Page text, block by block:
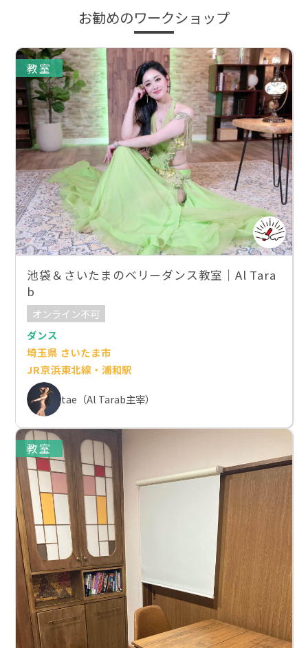
お勧めのワークショップ
教室
池袋＆さいたまのベリーダンス教室｜Al Tara
b
オンライン不可
ダンス
埼玉県 さいたま市
JR京浜東北線・浦和駅
tae（Al Tarab主宰）
教室